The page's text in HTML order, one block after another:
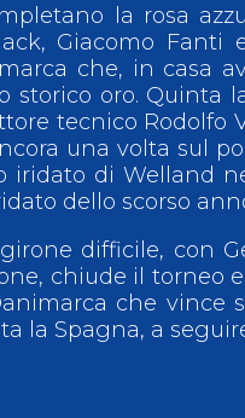
la rosa
Giacomo Fanti
che, in casa
storico oro. Quinta
tecnico Rodolfo
una volta sul
iridato di Welland
dello scorso
difficile, con
chiude il torneo
che vince
la Spagna, a